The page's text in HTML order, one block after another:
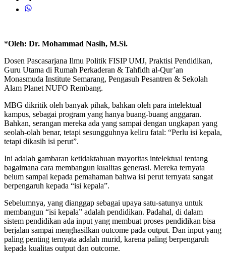
*Oleh: Dr. Mohammad Nasih, M.Si.
Dosen Pascasarjana Ilmu Politik FISIP UMJ, Praktisi Pendidikan,
Guru Utama di Rumah Perkaderan & Tahfidh al-Qur’an
Monasmuda Institute Semarang, Pengasuh Pesantren & Sekolah
Alam Planet NUFO Rembang.
MBG dikritik oleh banyak pihak, bahkan oleh para intelektual
kampus, sebagai program yang hanya buang-buang anggaran.
Bahkan, serangan mereka ada yang sampai dengan ungkapan yang
seolah-olah benar, tetapi sesungguhnya keliru fatal: “Perlu isi kepala,
tetapi dikasih isi perut”.
Ini adalah gambaran ketidaktahuan mayoritas intelektual tentang
bagaimana cara membangun kualitas generasi. Mereka ternyata
belum sampai kepada pemahaman bahwa isi perut ternyata sangat
berpengaruh kepada “isi kepala”.
Sebelumnya, yang dianggap sebagai upaya satu-satunya untuk
membangun “isi kepala” adalah pendidikan. Padahal, di dalam
sistem pendidikan ada input yang membuat proses pendidikan bisa
berjalan sampai menghasilkan outcome pada output. Dan input yang
paling penting ternyata adalah murid, karena paling berpengaruh
kepada kualitas output dan outcome.